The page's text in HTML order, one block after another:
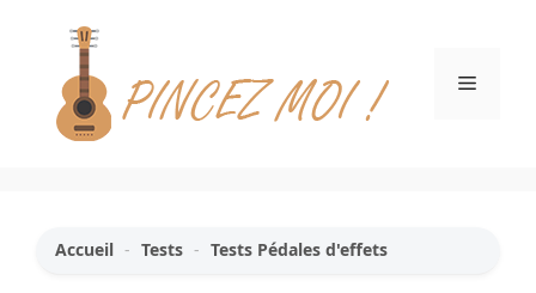
contenu
Menu
Accueil - Tests - Tests Pédales d'effets